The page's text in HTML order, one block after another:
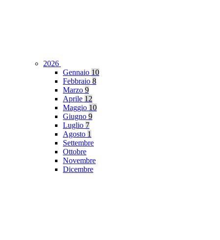
2026
Gennaio 10
Febbraio 8
Marzo 9
Aprile 12
Maggio 10
Giugno 9
Luglio 7
Agosto 1
Settembre
Ottobre
Novembre
Dicembre